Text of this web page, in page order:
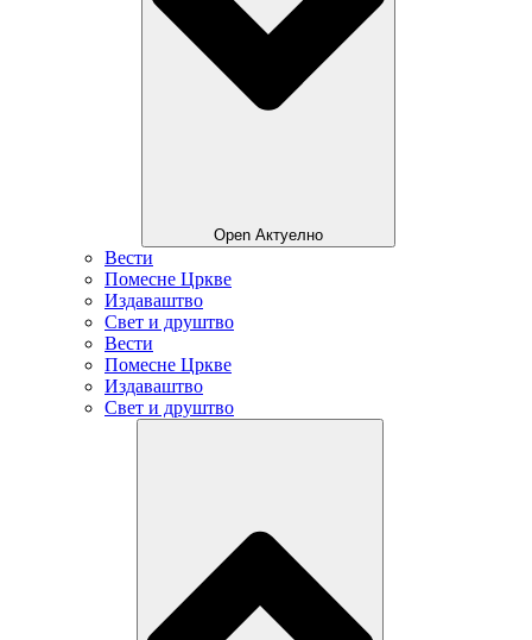
Open Актуелно
Вести
Помесне Цркве
Издаваштво
Свет и друштво
Вести
Помесне Цркве
Издаваштво
Свет и друштво